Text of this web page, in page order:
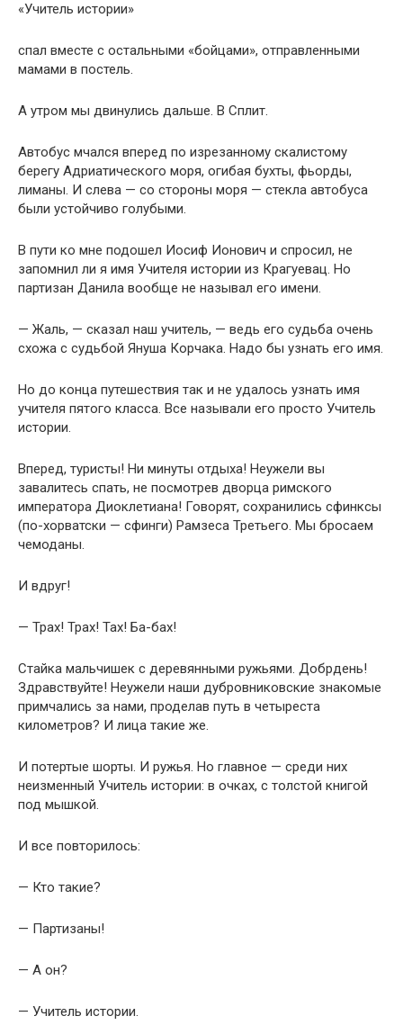
«Учитель истории»
спал вместе с остальными «бойцами», отправленными
мамами в постель.
А утром мы двинулись дальше. В Сплит.
Автобус мчался вперед по изрезанному скалистому
берегу Адриатического моря, огибая бухты, фьорды,
лиманы. И слева — со стороны моря — стекла автобуса
были устойчиво голубыми.
В пути ко мне подошел Иосиф Ионович и спросил, не
запомнил ли я имя Учителя истории из Крагуевац. Но
партизан Данила вообще не называл его имени.
— Жаль, — сказал наш учитель, — ведь его судьба очень
схожа с судьбой Януша Корчака. Надо бы узнать его имя.
Но до конца путешествия так и не удалось узнать имя
учителя пятого класса. Все называли его просто Учитель
истории.
Вперед, туристы! Ни минуты отдыха! Неужели вы
завалитесь спать, не посмотрев дворца римского
императора Диоклетиана! Говорят, сохранились сфинксы
(по-хорватски — сфинги) Рамзеса Третьего. Мы бросаем
чемоданы.
И вдруг!
— Трах! Трах! Tax! Ба-бах!
Стайка мальчишек с деревянными ружьями. Добрдень!
Здравствуйте! Неужели наши дубровниковские знакомые
примчались за нами, проделав путь в четыреста
километров? И лица такие же.
И потертые шорты. И ружья. Но главное — среди них
неизменный Учитель истории: в очках, с толстой книгой
под мышкой.
И все повторилось:
— Кто такие?
— Партизаны!
— А он?
— Учитель истории.